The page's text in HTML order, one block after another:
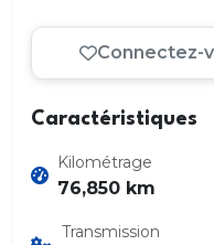
Connectez-
Caractéristiques
Kilométrage
76,850 km
Transmission